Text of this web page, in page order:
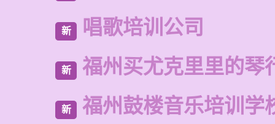
新 唱歌培训公司
新 福州买尤克里里的琴
新 福州鼓楼音乐培训学